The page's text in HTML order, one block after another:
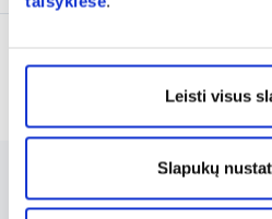
Leisti visus
Slapukų
Rodoma
GEOMAR kūno